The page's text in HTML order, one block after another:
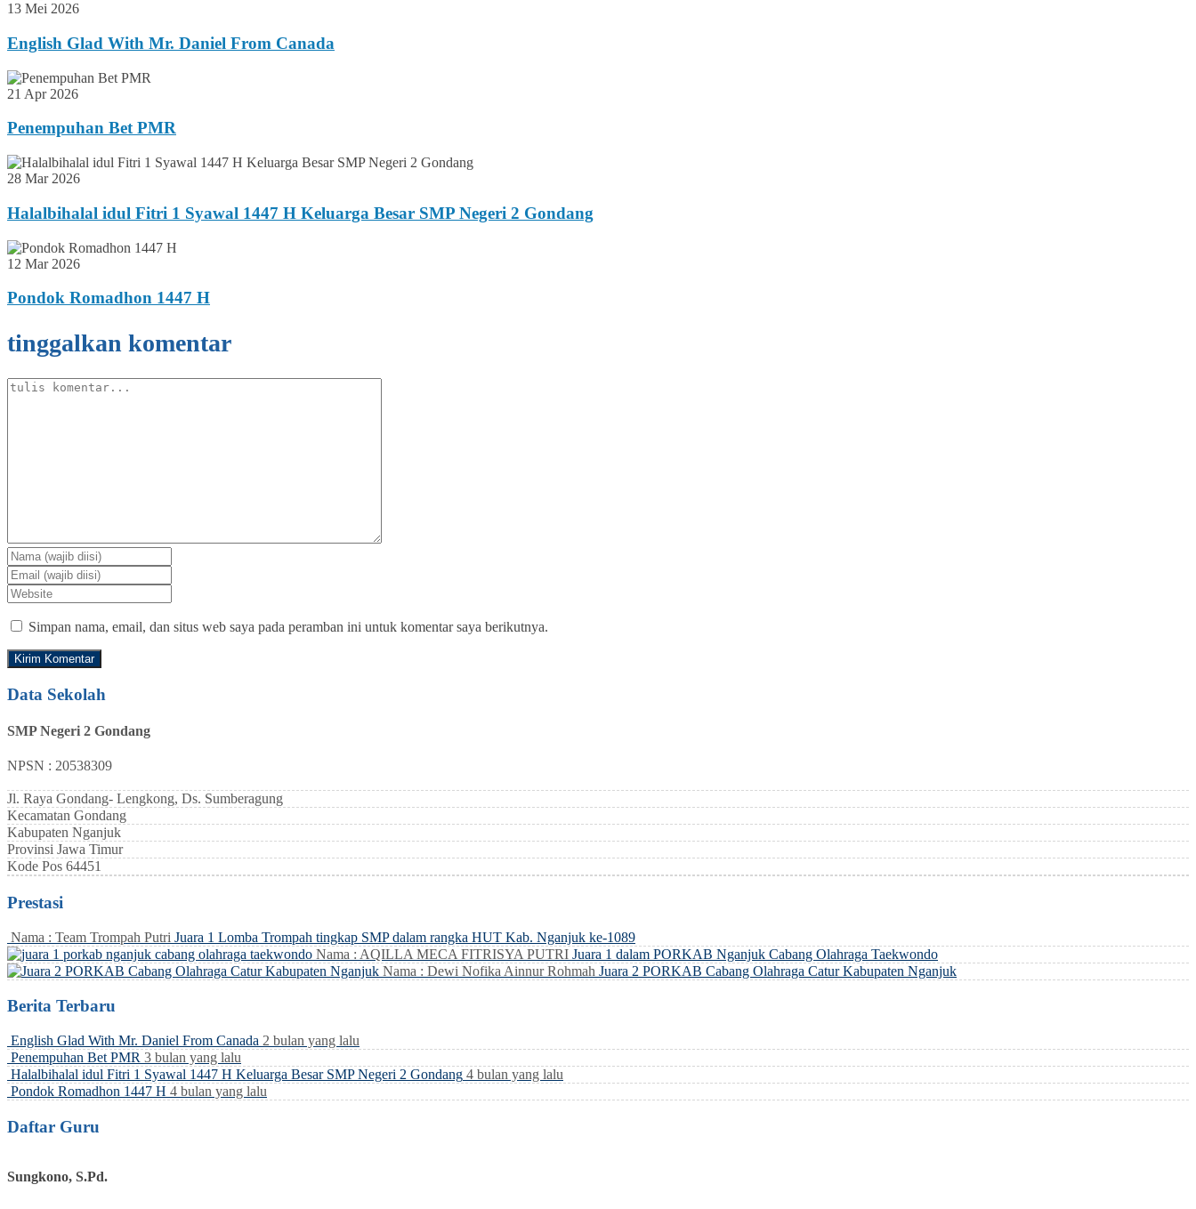
13 Mei 2026
English Glad With Mr. Daniel From Canada
21 Apr 2026
Penempuhan Bet PMR
28 Mar 2026
Halalbihalal idul Fitri 1 Syawal 1447 H Keluarga Besar SMP Negeri 2 Gondang
12 Mar 2026
Pondok Romadhon 1447 H
tinggalkan komentar
Simpan nama, email, dan situs web saya pada peramban ini untuk komentar saya berikutnya.
Data Sekolah
SMP Negeri 2 Gondang
NPSN : 20538309
Jl. Raya Gondang- Lengkong, Ds. Sumberagung
Kecamatan Gondang
Kabupaten Nganjuk
Provinsi Jawa Timur
Kode Pos 64451
Prestasi
Nama : Team Trompah Putri Juara 1 Lomba Trompah tingkap SMP dalam rangka HUT Kab. Nganjuk ke-1089
Nama : AQILLA MECA FITRISYA PUTRI Juara 1 dalam PORKAB Nganjuk Cabang Olahraga Taekwondo
Nama : Dewi Nofika Ainnur Rohmah Juara 2 PORKAB Cabang Olahraga Catur Kabupaten Nganjuk
Berita Terbaru
English Glad With Mr. Daniel From Canada 2 bulan yang lalu
Penempuhan Bet PMR 3 bulan yang lalu
Halalbihalal idul Fitri 1 Syawal 1447 H Keluarga Besar SMP Negeri 2 Gondang 4 bulan yang lalu
Pondok Romadhon 1447 H 4 bulan yang lalu
Daftar Guru
Sungkono, S.Pd.